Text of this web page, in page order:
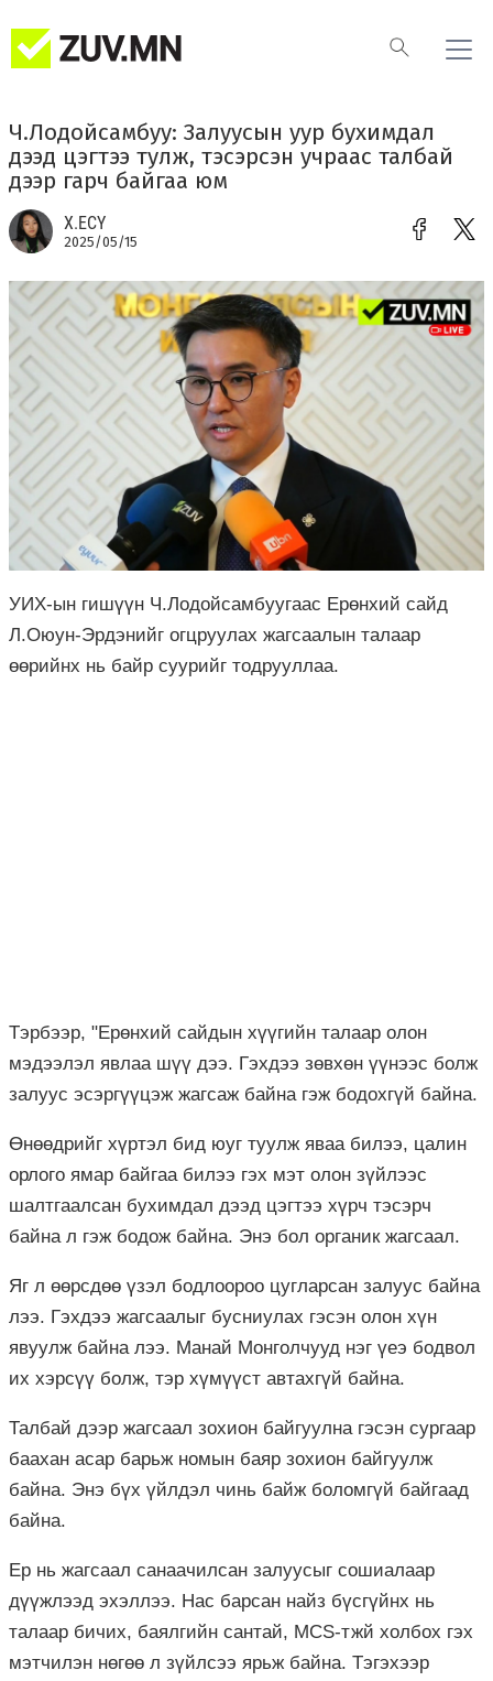
Ч.Лодойсамбуу: Залуусын уур бухимдал
дээд цэгтээ тулж, тэсэрсэн учраас талбай
дээр гарч байгаа юм
Х.ЕСҮ
2025/05/15
УИХ-ын гишүүн Ч.Лодойсамбуугаас Ерөнхий сайд
Л.Оюун-Эрдэнийг огцруулах жагсаалын талаар
өөрийнх нь байр суурийг тодрууллаа.
Тэрбээр, "Ерөнхий сайдын хүүгийн талаар олон
мэдээлэл явлаа шүү дээ. Гэхдээ зөвхөн үүнээс болж
залуус эсэргүүцэж жагсаж байна гэж бодохгүй байна.
Өнөөдрийг хүртэл бид юуг туулж яваа билээ, цалин
орлого ямар байгаа билээ гэх мэт олон зүйлээс
шалтгаалсан бухимдал дээд цэгтээ хүрч тэсэрч
байна л гэж бодож байна. Энэ бол органик жагсаал.
Яг л өөрсдөө үзэл бодлоороо цугларсан залуус байна
лээ. Гэхдээ жагсаалыг бусниулах гэсэн олон хүн
явуулж байна лээ. Манай Монголчууд нэг үеэ бодвол
их хэрсүү болж, тэр хүмүүст автахгүй байна.
Талбай дээр жагсаал зохион байгуулна гэсэн сургаар
баахан асар барьж номын баяр зохион байгуулж
байна. Энэ бүх үйлдэл чинь байж боломгүй байгаад
байна.
Ер нь жагсаал санаачилсан залуусыг сошиалаар
дүүжлээд эхэллээ. Нас барсан найз бүсгүйнх нь
талаар бичих, баялгийн сантай, MCS-тжй холбох гэх
мэтчилэн нөгөө л зүйлсээ ярьж байна. Тэгэхээр